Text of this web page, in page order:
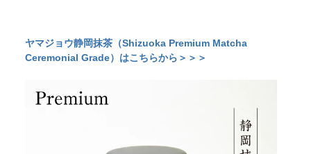
ヤマジョウ静岡抹茶（Shizuoka Premium Matcha
Ceremonial Grade）はこちらから＞＞＞